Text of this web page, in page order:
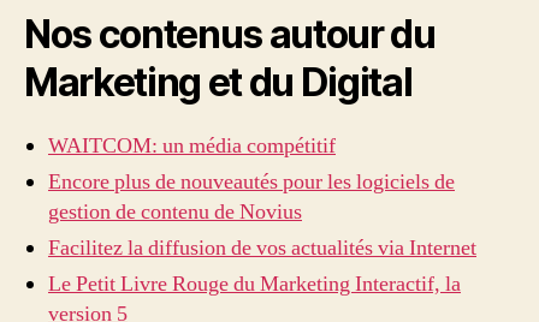
Nos contenus autour du
Marketing et du Digital
WAITCOM: un média compétitif
Encore plus de nouveautés pour les logiciels de
gestion de contenu de Novius
Facilitez la diffusion de vos actualités via Internet
Le Petit Livre Rouge du Marketing Interactif, la
version 5